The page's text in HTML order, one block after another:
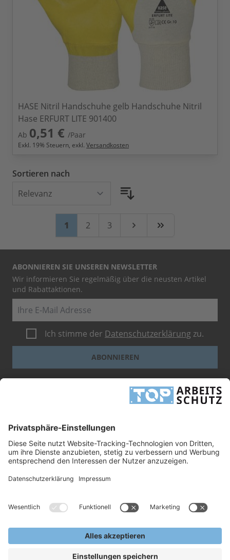
HASE Nitril Handschuhe gelb Handschuhe Nitril
Hase ERFURT LITE 901400
Ab 0,51 € /Paar
Exkl. 19% Steuern, exkl. Versandkosten
Sortieren nach
Sie lesen gerade Seite
1 Seite
2 Seite
3 Weiter Zuletzt
ABONNIEREN SIE UNSEREN NEWSLETTER
Wir informieren Sie regelmäßig über die neusten Artikel
und Rabattaktionen.
Ich stimme der Datenschutzerklärung zu.
ABONNIEREN
Dieses Formular ist durch reCAPTCHA geschützt - es gelten dieGoogle-
-Geschäftsbedingungen.
UNTERNEHMEN
RECHTLICHES
TOP ARBEITSSCHUTZ GMBH
24568 Kaltenkirchen
Fax +49 41 91/72 26 18-99
www.top-arbeitsschutz.de
Copyright © 2026, TOP Arbeitsschutz GmbH.